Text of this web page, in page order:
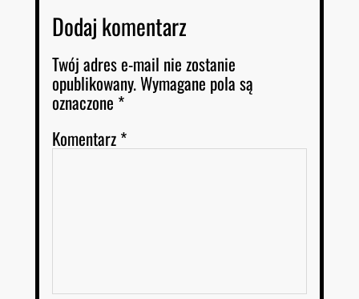
Dodaj komentarz
Twój adres e-mail nie zostanie
opublikowany.Wymagane pola są
oznaczone *
Komentarz*